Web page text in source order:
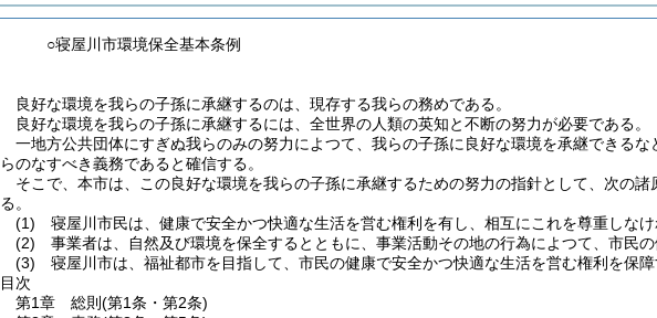
○寝屋川市環境保全基本条例
良好な環境を我らの子孫に承継するのは、現存する我らの務めである。
良好な環境を我らの子孫に承継するには、全世界の人類の英知と不断の努力が必要である。
一地方公共団体にすぎぬ我らのみの努力によつて、我らの子孫に良好な環境を承継できる
らのなすべき義務であると確信する。
そこで、本市は、この良好な環境を我らの子孫に承継するための努力の指針として、次の諸
る。
(1) 寝屋川市民は、健康で安全かつ快適な生活を営む権利を有し、相互にこれを尊重しなけ
(2) 事業者は、自然及び環境を保全するとともに、事業活動その地の行為によつて、市民
(3) 寝屋川市は、福祉都市を目指して、市民の健康で安全かつ快適な生活を営む権利を保障
目次
第1章
総則 (第1条・第2条)